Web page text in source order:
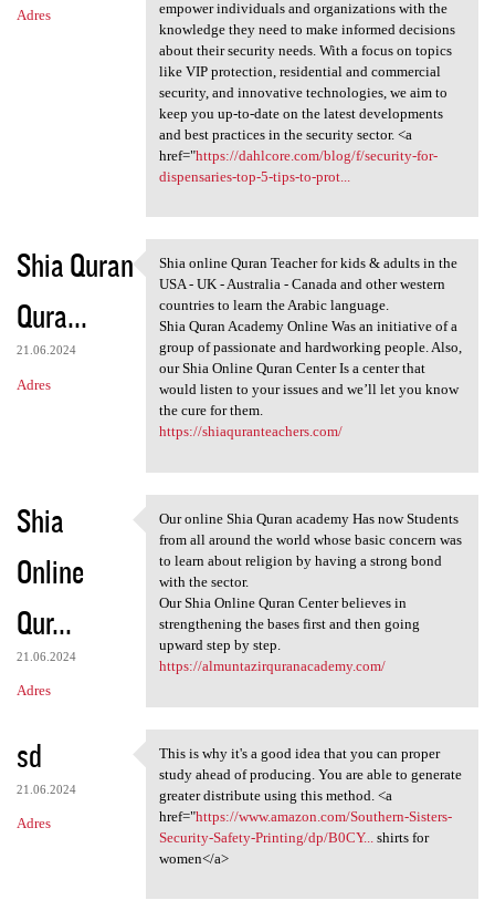
Adres
empower individuals and organizations with the
knowledge they need to make informed decisions
about their security needs. With a focus on topics
like VIP protection, residential and commercial
security, and innovative technologies, we aim to
keep you up-to-date on the latest developments
and best practices in the security sector. <a
href="https://dahlcore.com/blog/f/security-for-
dispensaries-top-5-tips-to-prot...
Shia Quran
Qura...
21.06.2024
Adres
Shia online Quran Teacher for
Shia online Quran Teacher for kids & adults in the
USA - UK - Australia - Canada and other western
countries to learn the Arabic language.
Shia Quran Academy Online Was an initiative of a
group of passionate and hardworking people. Also,
our Shia Online Quran Center Is a center that
would listen to your issues and we’ll let you know
the cure for them.
https://shiaquranteachers.com/
Shia
Online
Qur...
21.06.2024
Adres
Our online Shia Quran academy
Our online Shia Quran academy Has now Students
from all around the world whose basic concern was
to learn about religion by having a strong bond
with the sector.
Our Shia Online Quran Center believes in
strengthening the bases first and then going
upward step by step.
https://almuntazirquranacademy.com/
sd
21.06.2024
Adres
This is why it's a good idea
This is why it's a good idea that you can proper
study ahead of producing. You are able to generate
greater distribute using this method. <a
href="https://www.amazon.com/Southern-Sisters-
Security-Safety-Printing/dp/B0CY...
shirts for
women</a>